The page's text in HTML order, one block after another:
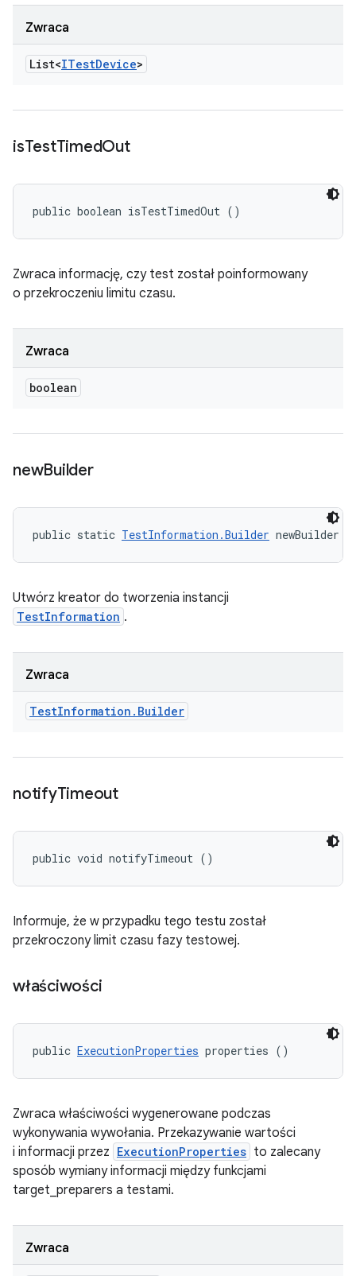
Zwraca
List<ITestDevice>
isTestTimedOut
public boolean isTestTimedOut ()
Zwraca informację, czy test został poinformowany
o przekroczeniu limitu czasu.
Zwraca
boolean
newBuilder
public static TestInformation.Builder newBuilder
Utwórz kreator do tworzenia instancji
TestInformation .
Zwraca
TestInformation . Builder
notifyTimeout
public void notifyTimeout ()
Informuje, że w przypadku tego testu został
przekroczony limit czasu fazy testowej.
właściwości
public ExecutionProperties properties ()
Zwraca właściwości wygenerowane podczas
wykonywania wywołania. Przekazywanie wartości
i informacji przez ExecutionProperties to zalecany
sposób wymiany informacji między funkcjami
target_preparers a testami.
Zwraca